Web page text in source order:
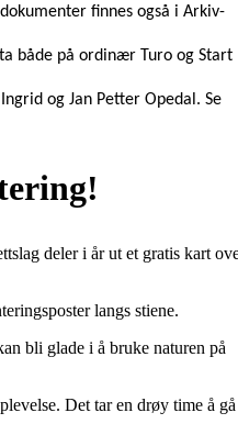
finnes også i Arkiv-
både på ordinær Turo og Start
og Jan Petter Opedal. Se
deler i år ut et gratis kart
langs stiene.
bli glade i å bruke naturen på
Det tar en drøy time å gå